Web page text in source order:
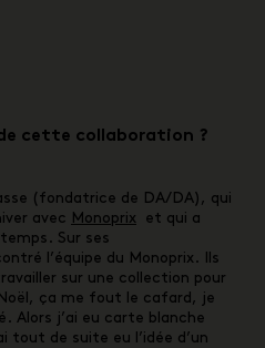
cette collaboration ?
(fondatrice de DA/DA), qui
avec
Monoprix et qui a
Sur ses
l’équipe du Monoprix. Ils
sur une collection pour
ça me fout le cafard, je
Alors j’ai eu carte blanche
tout de suite eu l’idée d’un